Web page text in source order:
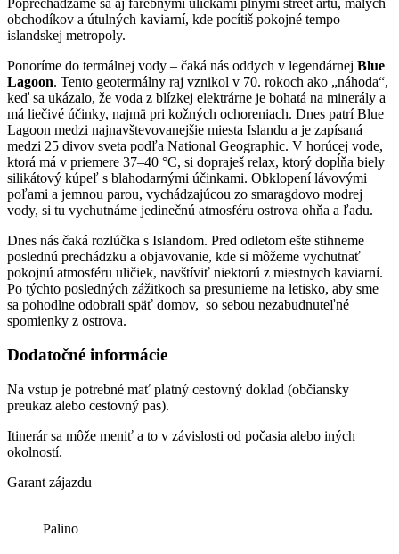
obchodíkov a útulných kaviarní, kde pocítiš pokojné tempo
islandskej metropoly.
Ponoríme do termálnej vody – čaká nás oddych v legendárnej Blue
Lagoon. Tento geotermálny raj vznikol v 70. rokoch ako „náhoda“,
keď sa ukázalo, že voda z blízkej elektrárne je bohatá na minerály a
má liečivé účinky, najmä pri kožných ochoreniach. Dnes patrí Blue
Lagoon medzi najnavštevovanejšie miesta Islandu a je zapísaná
medzi 25 divov sveta podľa National Geographic. V horúcej vode,
ktorá má v priemere 37–40 °C, si dopraješ relax, ktorý dopĺňa biely
silikátový kúpeľ s blahodarnými účinkami. Obklopení lávovými
poľami a jemnou parou, vychádzajúcou zo smaragdovo modrej
vody, si tu vychutnáme jedinečnú atmosféru ostrova ohňa a ľadu.
Dnes nás čaká rozlúčka s Islandom. Pred odletom ešte stihneme
poslednú prechádzku a objavovanie, kde si môžeme vychutnať
pokojnú atmosféru uličiek, navštíviť niektorú z miestnych kaviarní.
Po týchto posledných zážitkoch sa presunieme na letisko, aby sme
sa pohodlne odobrali späť domov, so sebou nezabudnuteľné
spomienky z ostrova.
Dodatočné informácie
Na vstup je potrebné mať platný cestovný doklad (občiansky
preukaz alebo cestovný pas).
Itinerár sa môže meniť a to v závislosti od počasia alebo iných
okolností.
Garant zájazdu
Palino